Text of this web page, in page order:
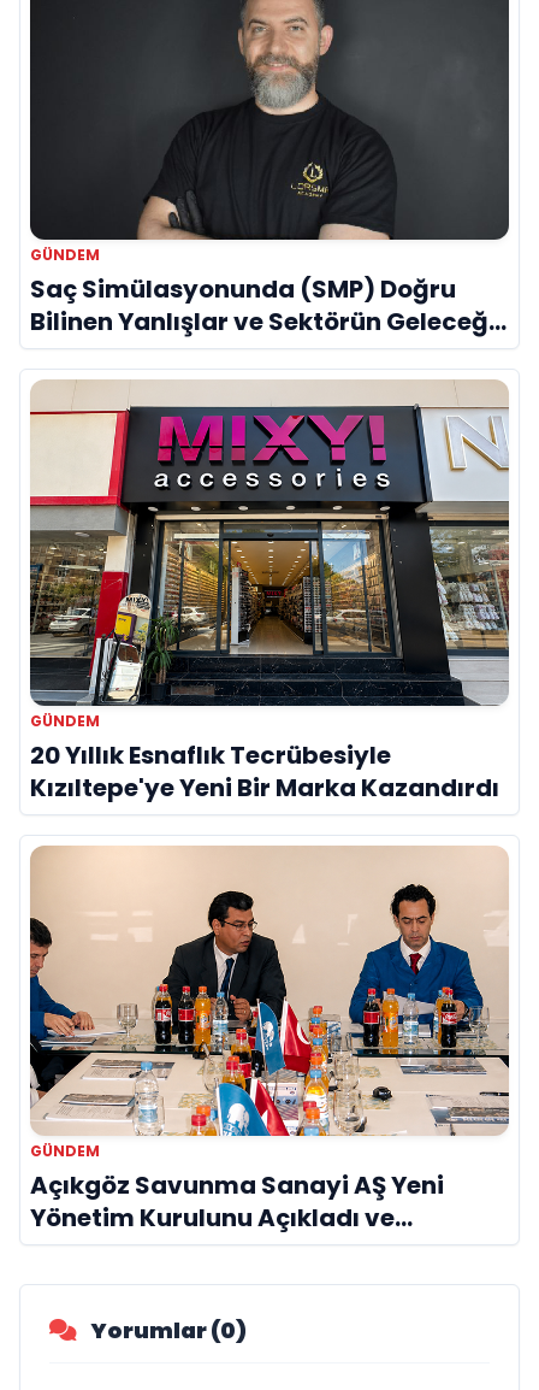
GÜNDEM
Saç Simülasyonunda (SMP) Doğru
Bilinen Yanlışlar ve Sektörün Geleceği:
Onur Akdeniz ile Özel Röportaj
GÜNDEM
20 Yıllık Esnaflık Tecrübesiyle
Kızıltepe'ye Yeni Bir Marka Kazandırdı
GÜNDEM
Açıkgöz Savunma Sanayi AŞ Yeni
Yönetim Kurulunu Açıkladı ve
Savunma Sanayinde Küresel Vizyon
Vurgusu
Yorumlar (0)